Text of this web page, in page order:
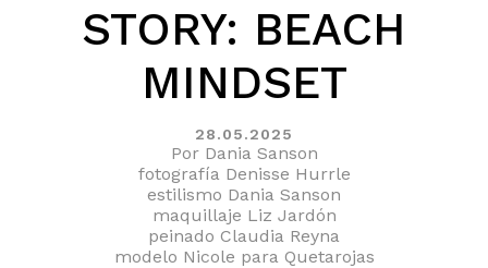
STORY: BEACH
MINDSET
28.05.2025
Por Dania Sanson
fotografía Denisse Hurrle
estilismo Dania Sanson
maquillaje Liz Jardón
peinado Claudia Reyna
modelo Nicole para Quetarojas